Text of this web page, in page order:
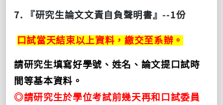
7. 『研究生論文文責自負聲明書』 --1份
口試當天結束以上資料，繳交至系辦。
請研究生填寫好學號、姓名、論文提口試時
間等基本資料。
◎請研究生於學位考試前幾天再和口試委員